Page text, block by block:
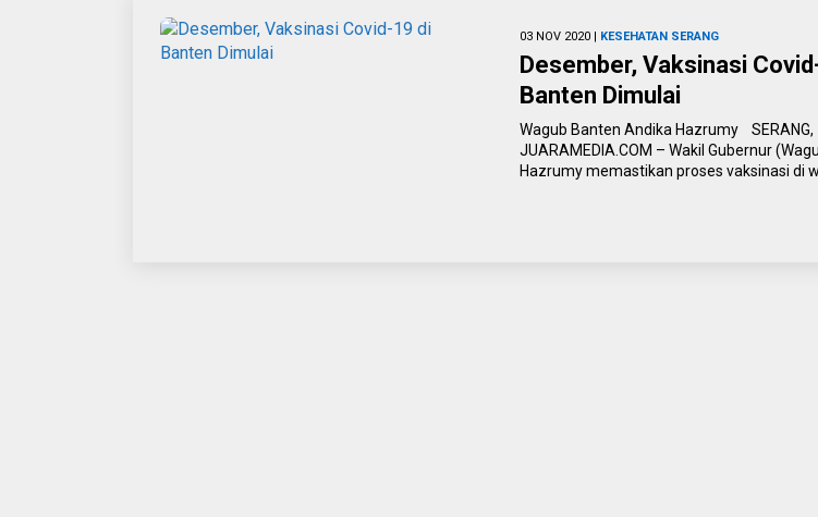
03 NOV 2020 | KESEHATAN SERANG
Desember, Vaksinasi
Banten Dimulai
Wagub Banten Andika Hazrumy SERANG,
JUARAMEDIA.COM – Wakil Gubernur
Hazrumy memastikan proses vaksinasi di